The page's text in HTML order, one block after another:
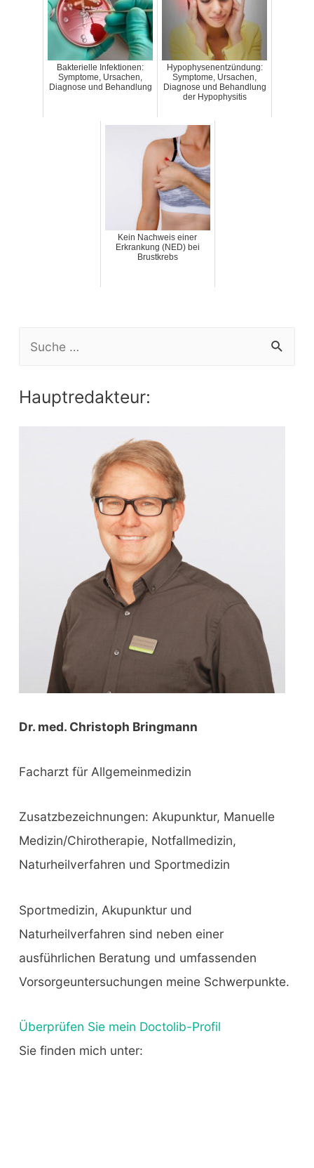
Bakterielle Infektionen:
Symptome, Ursachen,
Diagnose und Behandlung
Hypophysenentzündung:
Symptome, Ursachen,
Diagnose und Behandlung
der Hypophysitis
Kein Nachweis einer
Erkrankung (NED) bei
Brustkrebs
Hauptredakteur:
Dr. med. Christoph Bringmann
Facharzt für Allgemeinmedizin
Zusatzbezeichnungen: Akupunktur, Manuelle
Medizin/Chirotherapie, Notfallmedizin,
Naturheilverfahren und Sportmedizin
Sportmedizin, Akupunktur und
Naturheilverfahren sind neben einer
ausführlichen Beratung und umfassenden
Vorsorgeuntersuchungen meine Schwerpunkte.
Überprüfen Sie mein Doctolib-Profil
Sie finden mich unter: